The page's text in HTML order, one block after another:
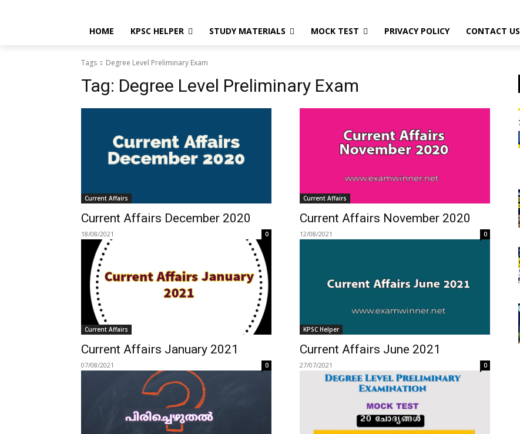
HOME KPSC HELPER STUDY MATERIALS MOCK TEST PRIVACY POLICY CONTACT US
Tags Degree Level Preliminary Exam
Tag: Degree Level Preliminary Exam
Current Affairs
Current Affairs December 2020
18/08/2021 0
Current Affairs
Current Affairs November 2020
12/08/2021 0
Current Affairs
Current Affairs January 2021
07/08/2021 0
KPSC Helper
Current Affairs June 2021
27/07/2021 0